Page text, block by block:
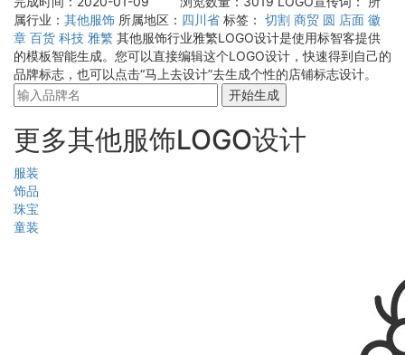
属行业： 其他服饰 所属地区： 四川省 标签： 切割 商贸 圆 店面 徽
章 百货 科技 雅繁 其他服饰行业雅繁LOGO设计是使用标智客提供
的模板智能生成。您可以直接编辑这个LOGO设计，快速得到自己的
品牌标志，也可以点击“马上去设计”去生成个性的店铺标志设计。
开始生成
更多其他服饰LOGO设计
服装
饰品
珠宝
童装